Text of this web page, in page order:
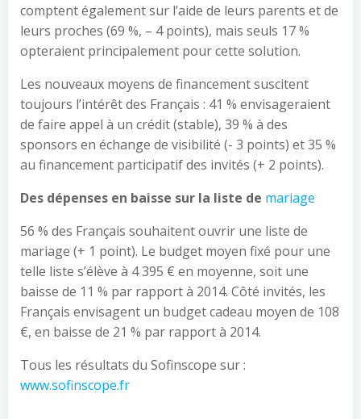
comptent également sur l’aide de leurs parents et de
leurs proches (69 %, – 4 points), mais seuls 17 %
opteraient principalement pour cette solution.
Les nouveaux moyens de financement suscitent
toujours l’intérêt des Français : 41 % envisageraient
de faire appel à un crédit (stable), 39 % à des
sponsors en échange de visibilité (- 3 points) et 35 %
au financement participatif des invités (+ 2 points).
Des dépenses en baisse sur la liste de mariage
56 % des Français souhaitent ouvrir une liste de
mariage (+ 1 point). Le budget moyen fixé pour une
telle liste s’élève à 4 395 € en moyenne, soit une
baisse de 11 % par rapport à 2014. Côté invités, les
Français envisagent un budget cadeau moyen de 108
€, en baisse de 21 % par rapport à 2014.
Tous les résultats du Sofinscope sur :
www.sofinscope.fr